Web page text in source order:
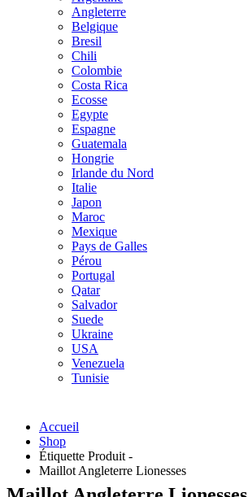
Angleterre
Belgique
Bresil
Chili
Colombie
Costa Rica
Ecosse
Egypte
Espagne
Guatemala
Hongrie
Irlande du Nord
Italie
Japon
Maroc
Mexique
Pays de Galles
Pérou
Portugal
Qatar
Salvador
Suede
Ukraine
USA
Venezuela
Tunisie
Accueil
Shop
Étiquette Produit -
Maillot Angleterre Lionesses